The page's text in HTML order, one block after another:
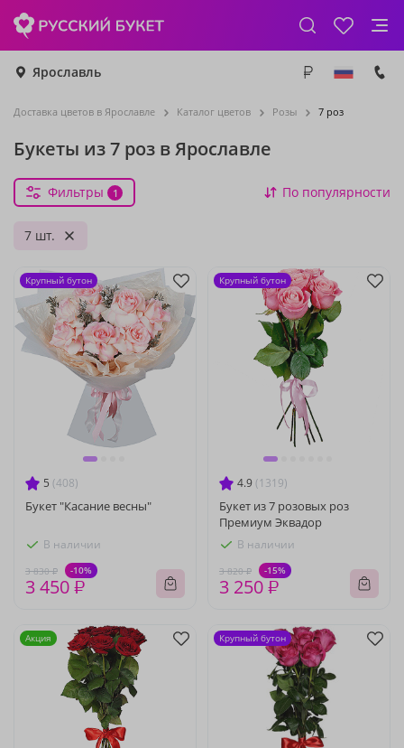
Ярославль
Доставка цветов в Ярославле Каталог цветов Розы 7 роз
Букеты из 7 роз в Ярославле
Фильтры 1 По популярности
7 шт.
5 (408)
Букет "Касание весны"
В наличии
3 830 ₽ -10%
3 450 ₽
Крупный бутон
4.9 (1319)
Букет из 7 розовых роз
Премиум Эквадор
В наличии
3 820 ₽ -15%
3 250 ₽
Крупный бутон
Акция Крупный бутон